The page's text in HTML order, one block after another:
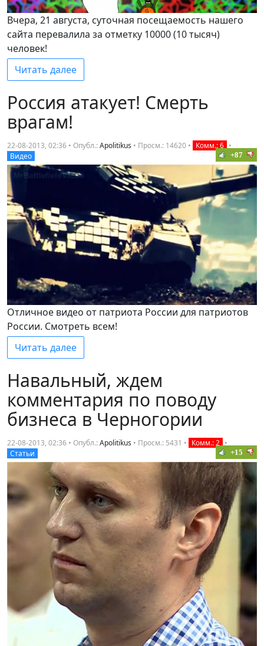
Вчера, 21 августа, суточная посещаемость нашего
сайта перевалила за отметку 10000 (10 тысяч)
человек!
Читать далее
Россия атакует! Смерть
врагам!
22-08-2013, 02:36 • Опубл.:Apolitikus • Просм.: 14620 • Комм.: 6 •
Видео
+87
Отличное видео от патриота России для патриотов
России. Смотреть всем!
Читать далее
Навальный, ждем
комментария по поводу
бизнеса в Черногории
22-08-2013, 02:36 • Опубл.:Apolitikus • Просм.: 5431 • Комм.: 2 •
Статьи
+15